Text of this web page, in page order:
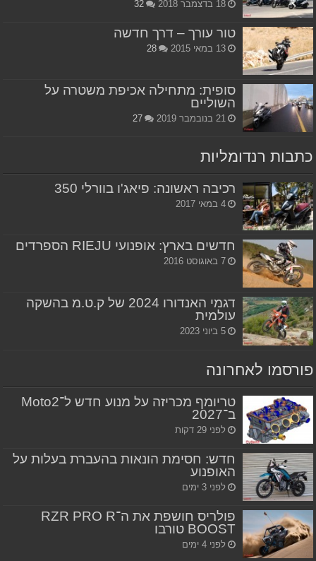
18 בדצמבר 2018 32
טור עורך – דרך חדשה
13 במאי 2015 28
סופית: מתחילה אכיפת משטרה על
השוליים
21 בנובמבר 2019 27
כתבות רנדומליות
רכיבה ראשונה: פיאג'ו בוורלי 350
4 במאי 2017
חדשים בארץ: אופנועי RIEJU הספרדים
7 באוגוסט 2016
דגמי האנדורו 2024 של ק.ט.מ בהשקה
עולמית
5 ביוני 2023
פורסמו לאחרונה
טריומף מכריזה על מנוע חדש ל־Moto2
ב־2027
לפני 29 דקות
חדש: חסימת הונאות בהעברת בעלות על
האופנוע
לפני 3 ימים
פולריס חושפת את ה־RZR PRO R
BOOST טורבו
לפני 4 ימים